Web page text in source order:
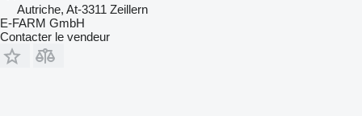
Autriche, At-3311 Zeillern
E-FARM GmbH
Contacter le vendeur